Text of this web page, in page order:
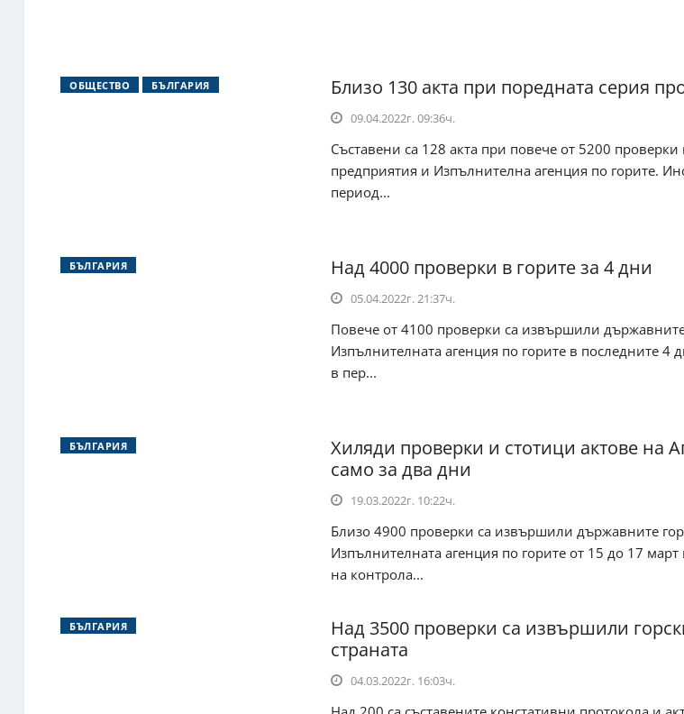
ОБЩЕСТВО БЪЛГАРИЯ Близо 130 акта при поредната серия
09.04.2022г. 09:36ч.
Съставени са 128 акта при повече от 5200
предприятия и Изпълнителна агенция по горите.
период...
БЪЛГАРИЯ Над 4000 проверки в горите за 4 дни
05.04.2022г. 21:37ч.
Повече от 4100 проверки са извършили
Изпълнителната агенция по горите в последните 4
в пер...
БЪЛГАРИЯ
Хиляди проверки и стотици актове на
само за два дни
19.03.2022г. 10:22ч.
Близо 4900 проверки са извършили държавните
Изпълнителната агенция по горите от 15 до 17
на контрола...
БЪЛГАРИЯ
Над 3500 проверки са извършили
страната
04.03.2022г. 16:03ч.